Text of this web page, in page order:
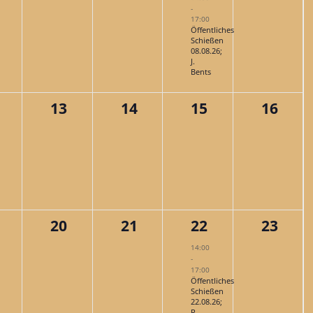
-
17:00
Öffentliches
Schießen
08.08.26;
J.
Bents
0
13
0
14
0
15
0
16
0
20
0
Veranstaltungen,
21
1
Veranstaltung,
22
14:00
-
17:00
Öffentliches
Schießen
22.08.26;
0
23